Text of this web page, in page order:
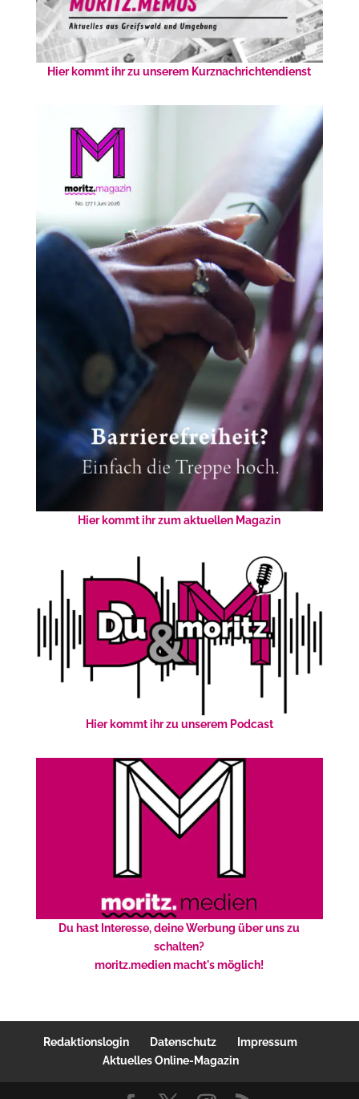
Hier kommt ihr zu unserem Kurznachrichtendienst
Hier kommt ihr zum aktuellen Magazin
Hier kommt ihr zu unserem Podcast
Du hast Interesse, deine Werbung über uns zu
schalten?
moritz.medien macht's möglich!
Redaktionslogin Datenschutz
Impressum
Aktuelles Online-Magazin